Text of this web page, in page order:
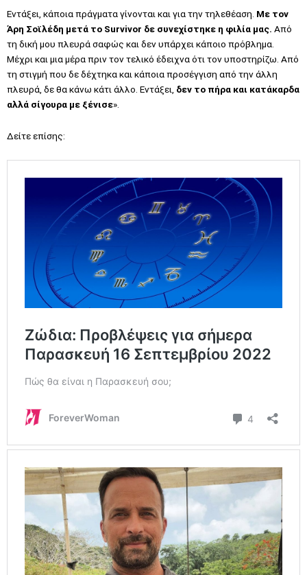
Εντάξει, κάποια πράγματα γίνονται και για την τηλεθέαση. Με τον
Άρη Σοϊλέδη μετά το Survivor δε συνεχίστηκε η φιλία μας. Από
τη δική μου πλευρά σαφώς και δεν υπάρχει κάποιο πρόβλημα.
Μέχρι και μια μέρα πριν τον τελικό έδειχνα ότι τον υποστηρίζω. Από
τη στιγμή που δε δέχτηκα και κάποια προσέγγιση από την άλλη
πλευρά, δε θα κάνω κάτι άλλο. Εντάξει, δεν το πήρα και κατάκαρδα
αλλά σίγουρα με ξένισε».
Δείτε επίσης: